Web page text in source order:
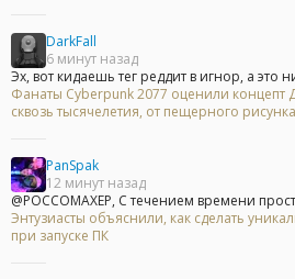
DarkFall
6 минут назад
Эх, вот кидаешь тег реддит в игнор, а это
Фанаты Cyberpunk 2077 оценили концепт
сквозь тысячелетия, от пещерного
PanSpak
12 минут назад
@POCCOMAXEP, С течением времени
Энтузиасты объяснили, как сделать
при запуске ПК